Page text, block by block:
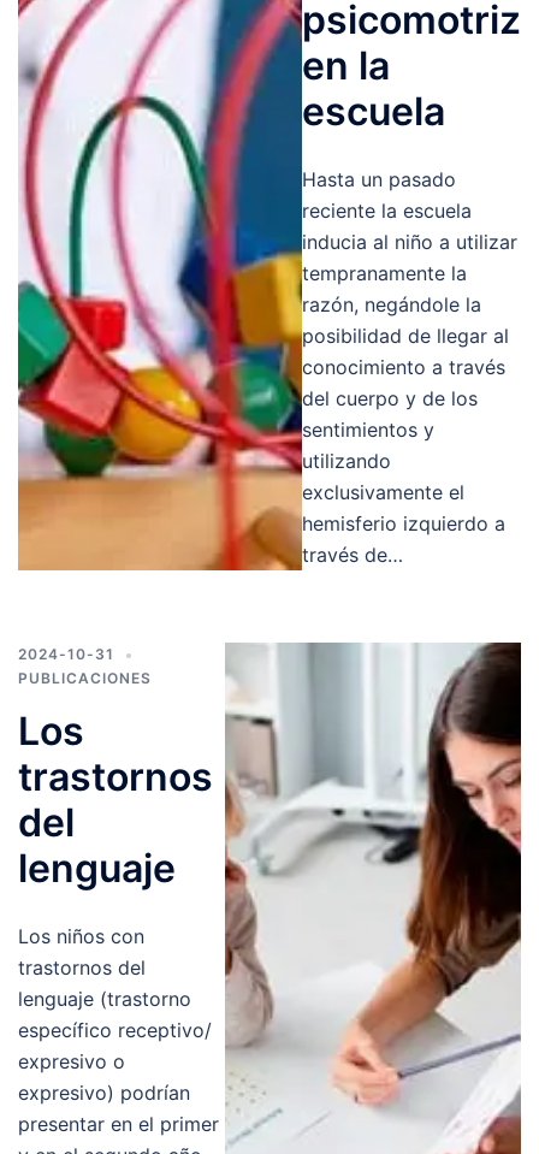
psicomotriz
en la
escuela​
Hasta un pasado
reciente la escuela
inducia al niño a utilizar
tempranamente la
razón, negándole la
posibilidad de llegar al
conocimiento a través
del cuerpo y de los
sentimientos y
utilizando
exclusivamente el
hemisferio izquierdo a
través de…
2024-10-31
PUBLICACIONES
Los
trastornos
del
lenguaje
Los niños con
trastornos del
lenguaje (trastorno
específico receptivo/
expresivo o
expresivo) podrían
presentar en el primer